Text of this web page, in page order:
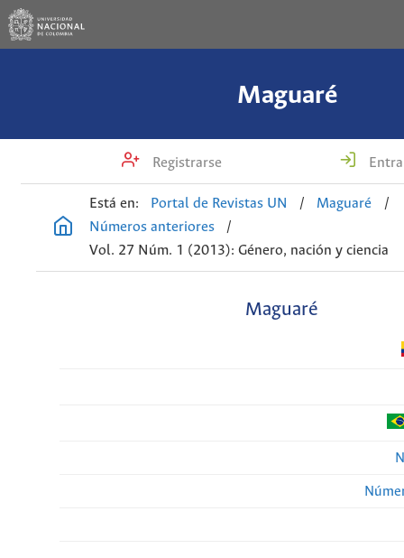
Maguaré
Registrarse
Está en: Portal de Revistas UN / Maguaré
/
Números anteriores
/
Vol. 27 Núm. 1 (2013): Género, nación y ciencia
Maguaré